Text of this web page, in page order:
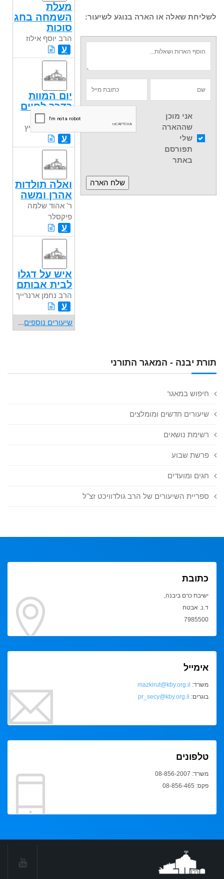
תורת יבנה - המאגר התורני
חיפוש במאגר
שיעורים חדשים ומומלצים
רשימת נושאים
פרשת שבוע
חגים ומועדים
ספריית השיעורים של הרב גולדוויכט זצ"ל
לשליחת שאלה או הארה בנוגע לשיעור:
אני מוכן
שההארה
שלי
תפורסם
באתר
מעלת
השמחה בחג
סוכות
הרב יוסף אילוז
ע
יום המוות
כדרך לחיים
אמיתיים
ר' מאיר ציצוביץ
ע
ואלה תולדות
אהרן ומשה
ר' אהוד שלמה
פיקסלר
ע
איש על דגלו
לבית אבותם
הרב נחמן ארנרייך
ע
שיעורים נוספים...
כתובת
ישיבת כרם ביבנה,
ד.נ. אבטח
7985500
אימייל
משרד: mazkirut@kby.org.il
בוגרים: pr_secy@kby.org.il
טלפונים
משרד: 08-856-2007
פקס: 08-856-465